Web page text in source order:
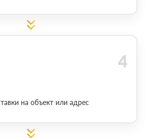
на объект или адрес